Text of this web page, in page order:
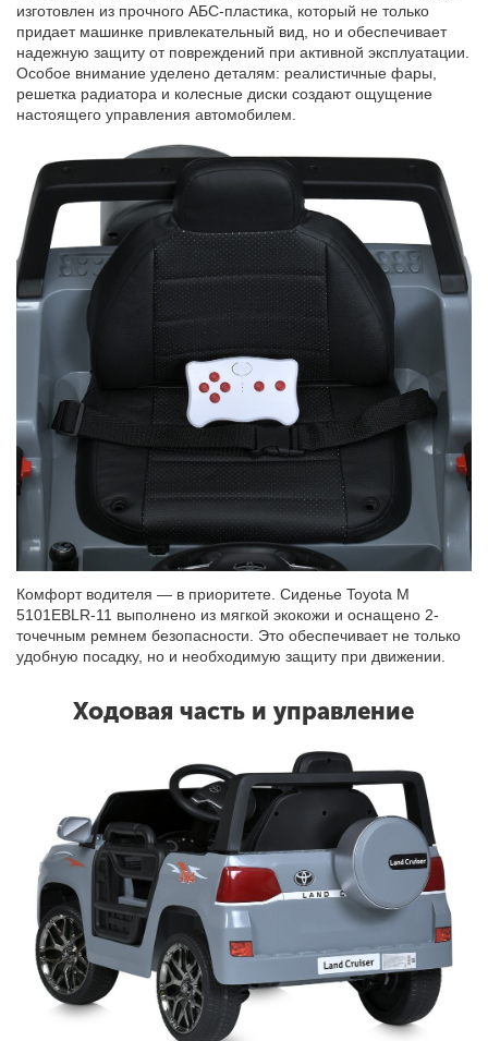
изготовлен из прочного АБС-пластика, который не только
придает машинке привлекательный вид, но и обеспечивает
надежную защиту от повреждений при активной эксплуатации.
Особое внимание уделено деталям: реалистичные фары,
решетка радиатора и колесные диски создают ощущение
настоящего управления автомобилем.
Комфорт водителя — в приоритете. Сиденье Toyota M
5101EBLR-11 выполнено из мягкой экокожи и оснащено 2-
точечным ремнем безопасности. Это обеспечивает не только
удобную посадку, но и необходимую защиту при движении.
Ходовая часть и управление